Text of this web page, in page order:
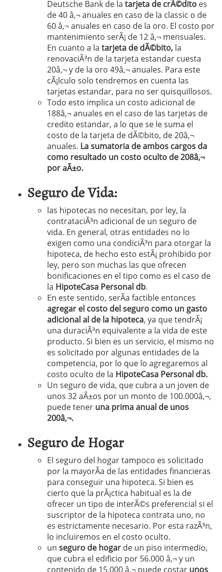
Deutsche Bank de la tarjeta de crÃ©dito es
de 40 â‚¬ anuales en caso de la classic o de
60 â‚¬ anuales en caso de la oro. El costo por
mantenimiento serÃ¡ de 12 â‚¬ mensuales.
En cuanto a la tarjeta de dÃ©bito, la
renovaciÃ³n de la tarjeta estandar cuesta
20â‚¬ y de la oro 49â‚¬ anuales. Para este
cÃ¡lculo solo tendremos en cuenta las
tarjetas estandar, para no ser quisquillosos.
Todo esto implica un costo adicional de
188â‚¬ anuales en el caso de las tarjetas de
credito estandar, a lo que se le suma el
costo de la tarjeta de dÃ©bito, de 20â‚¬
anuales. La sumatoria de ambos cargos da
como resultado un costo oculto de 208â‚¬
por aÃ±o.
Seguro de Vida:
las hipotecas no necesitan, por ley, la
contrataciÃ³n adicional de un seguro de
vida. En general, otras entidades no lo
exigen como una condiciÃ³n para otorgar la
hipoteca, de hecho esto estÃ¡ prohibido por
ley, pero son muchas las que ofrecen
bonificaciones en el tipo como es el caso de
la HipoteCasa Personal db.
En este sentido, serÃ­a factible entonces
agregar el costo del seguro como un gasto
adicional al de la hipoteca, ya que tendrÃ¡
una duraciÃ³n equivalente a la vida de este
producto. Si bien es un servicio, el mismo no
es solicitado por algunas entidades de la
competencia, por lo que lo agregaremos al
costo oculto de la HipoteCasa Personal db.
Un seguro de vida, que cubra a un joven de
unos 32 aÃ±os por un monto de 100.000â‚¬,
puede tener una prima anual de unos
200â‚¬.
Seguro de Hogar
El seguro del hogar tampoco es solicitado
por la mayorÃ­a de las entidades financieras
para conseguir una hipoteca. Si bien es
cierto que la prÃ¡ctica habitual es la de
ofrecer un tipo de interÃ©s preferencial si el
suscriptor de la hipoteca contrata uno, no
es estrictamente necesario. Por esta razÃ³n,
lo incluiremos en el costo oculto.
un seguro de hogar de un piso intermedio,
que cubra el edificio por 56.000 â‚¬ y un
contenido de 15.000 â‚¬ puede costar unos